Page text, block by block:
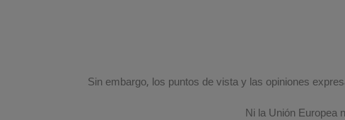
Sin embargo, los puntos de vista y las opiniones
Ni la Unión Europea